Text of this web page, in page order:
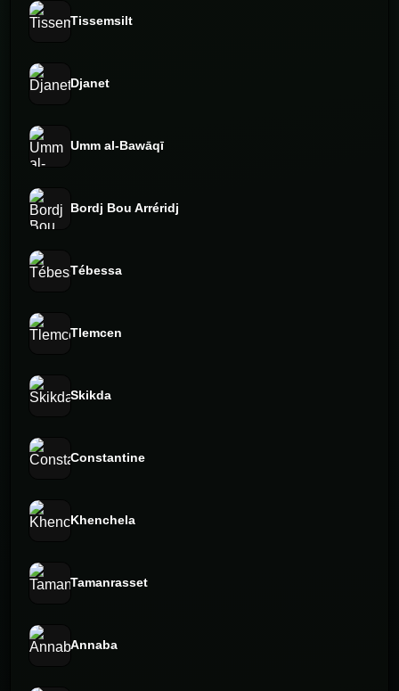
Tissemsilt
Djanet
Umm al-Bawāqī
Bordj Bou Arréridj
Tébessa
Tlemcen
Skikda
Constantine
Khenchela
Tamanrasset
Annaba